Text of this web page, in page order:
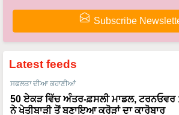
Subscribe
Latest feeds
ਸਫਲਤਾ ਦੀਆ ਕਹਾਣੀਆਂ
50 ਏਕੜ ਵਿੱਚ ਅੰਤਰ-ਫ਼ਸਲੀ ਮਾਡਲ, ਟਰਨਓਵਰ
ਨੇ ਖੇਤੀਬਾੜੀ ਤੋਂ ਬਣਾਇਆ ਕਰੋੜਾਂ ਦਾ ਕਾਰੋਬਾਰ